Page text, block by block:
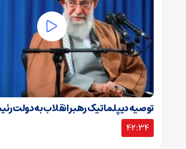
توصیه دیپلماتیک رهبر انقلاب به دولت
42:34